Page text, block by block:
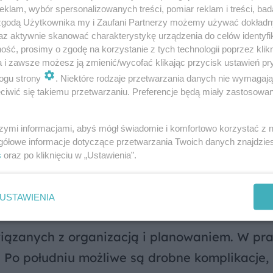
relacjach z bliskimi. Po południu pojawi
wsparcie. Wieczór sprzyja wyciszeniu i
się w pracy, co może prowadzić do
na nadmierne obciążenie, które
kreatywnym zajęciom, które pozwolą Ci
spędź czas z rodziną lub
z organizacją i planowaniem. W
południu możliwe są drobne komplikacje,
wybór spersonalizowanych treści, pomiar reklam i treści,
Użytkownika my i Zaufani Partnerzy możemy używać
aktywnie skanować charakterystykę urządzenia do celów
prosimy o zgodę na korzystanie z tych technologii poprzez
i zawsze możesz ją zmienić/wycofać klikając przycisk ustawień
strony
. Niektóre rodzaje przetwarzania danych nie
się takiemu przetwarzaniu. Preferencje będą miały
informacjami, abyś mógł świadomie i komfortowo korzystać z
informacje dotyczące przetwarzania Twoich danych
oraz po kliknięciu w „Ustawienia”.
USTAWIENIA